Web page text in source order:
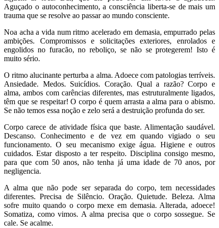
Aguçado o autoconhecimento, a consciência liberta-se de mais um
trauma que se resolve ao passar ao mundo consciente.
Noa acha a vida num ritmo acelerado em demasia, empurrado pelas
ambições. Compromissos e solicitações exteriores, enrolados e
engolidos no furacão, no reboliço, se não se protegerem! Isto é
muito sério.
O ritmo alucinante perturba a alma. Adoece com patologias terríveis.
Ansiedade. Medos. Suicídios. Coração. Qual a razão? Corpo e
alma, ambos com carências diferentes, mas estruturalmente ligados,
têm que se respeitar! O corpo é quem arrasta a alma para o abismo.
Se não temos essa noção e zelo será a destruição profunda do ser.
Corpo carece de atividade física que baste. Alimentação saudável.
Descanso. Conhecimento e de vez em quando vigiado o seu
funcionamento. O seu mecanismo exige água. Higiene e outros
cuidados. Estar disposto a ter respeito. Disciplina consigo mesmo,
para que com 50 anos, não tenha já uma idade de 70 anos, por
negligencia.
A alma que não pode ser separada do corpo, tem necessidades
diferentes. Precisa de Silêncio. Oração. Quietude. Beleza. Alma
sofre muito quando o corpo mexe em demasia. Alterada, adoece!
Somatiza, como vimos. A alma precisa que o corpo sossegue. Se
cale. Se acalme.